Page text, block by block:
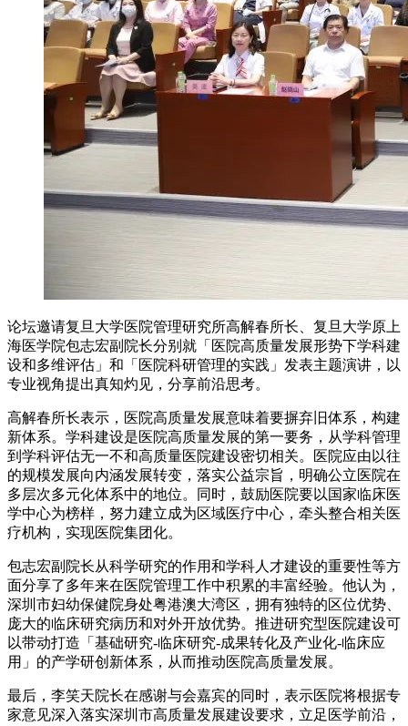
论坛邀请复旦大学医院管理研究所高解春所长、复旦大学原上
海医学院包志宏副院长分别就「医院高质量发展形势下学科建
设和多维评估」和「医院科研管理的实践」发表主题演讲，以
专业视角提出真知灼见，分享前沿思考。
高解春所长表示，医院高质量发展意味着要摒弃旧体系，构建
新体系。学科建设是医院高质量发展的第一要务，从学科管理
到学科评估无一不和高质量医院建设密切相关。医院应由以往
的规模发展向内涵发展转变，落实公益宗旨，明确公立医院在
多层次多元化体系中的地位。同时，鼓励医院要以国家临床医
学中心为榜样，努力建立成为区域医疗中心，牵头整合相关医
疗机构，实现医院集团化。
包志宏副院长从科学研究的作用和学科人才建设的重要性等方
面分享了多年来在医院管理工作中积累的丰富经验。他认为，
深圳市妇幼保健院身处粤港澳大湾区，拥有独特的区位优势、
庞大的临床研究病历和对外开放优势。推进研究型医院建设可
以带动打造「基础研究-临床研究-成果转化及产业化-临床应
用」的产学研创新体系，从而推动医院高质量发展。
最后，李笑天院长在感谢与会嘉宾的同时，表示医院将根据专
家意见深入落实深圳市高质量发展建设要求，立足医学前沿，